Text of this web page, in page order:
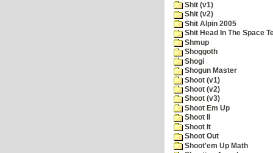
Shit (v1)
Shit (v2)
Shit Alpin 2005
Shit Head In The Space
Shmup
Shoggoth
Shogi
Shogun Master
Shoot (v1)
Shoot (v2)
Shoot (v3)
Shoot Em Up
Shoot II
Shoot It
Shoot Out
Shoot'em Up Math